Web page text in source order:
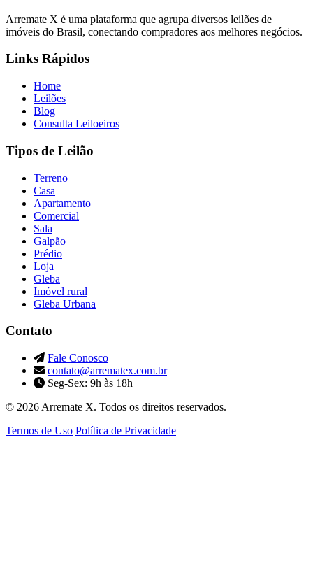
Arremate X é uma plataforma que agrupa diversos leilões de
imóveis do Brasil, conectando compradores aos melhores negócios.
Links Rápidos
Home
Leilões
Blog
Consulta Leiloeiros
Tipos de Leilão
Terreno
Casa
Apartamento
Comercial
Sala
Galpão
Prédio
Loja
Gleba
Imóvel rural
Gleba Urbana
Contato
Fale Conosco
contato@arrematex.com.br
Seg-Sex: 9h às 18h
© 2026 Arremate X. Todos os direitos reservados.
Termos de Uso Política de Privacidade